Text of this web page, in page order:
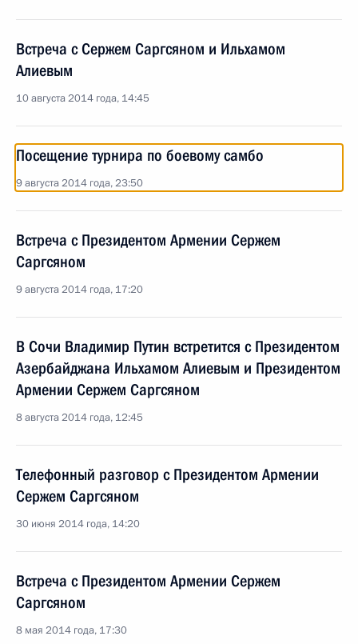
Встреча с Сержем Саргсяном и Ильхамом
Алиевым
10 августа 2014 года, 14:45
Посещение турнира по боевому самбо
9 августа 2014 года, 23:50
Встреча с Президентом Армении Сержем
Саргсяном
9 августа 2014 года, 17:20
В Сочи Владимир Путин встретится с Президентом
Азербайджана Ильхамом Алиевым и Президентом
Армении Сержем Саргсяном
8 августа 2014 года, 12:45
Телефонный разговор с Президентом Армении
Сержем Саргсяном
30 июня 2014 года, 14:20
Встреча с Президентом Армении Сержем
Саргсяном
8 мая 2014 года, 17:30